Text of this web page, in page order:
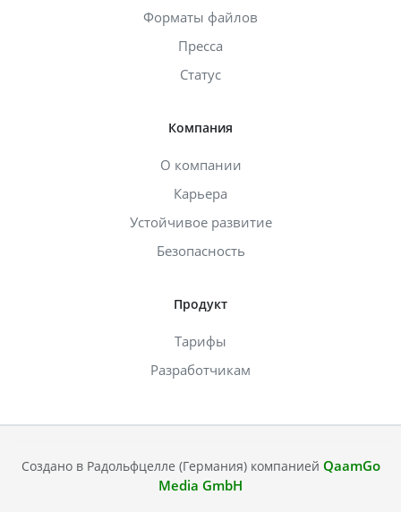
Форматы файлов
Пресса
Статус
Компания
О компании
Карьера
Устойчивое развитие
Безопасность
Продукт
Тарифы
Разработчикам
Создано в Радольфцелле (Германия) компанией QaamGo
Media GmbH